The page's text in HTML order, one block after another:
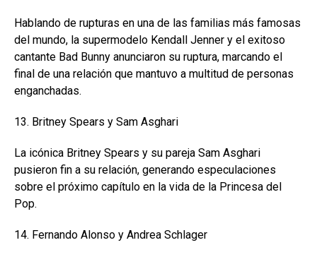
Hablando de rupturas en una de las familias más famosas
del mundo, la supermodelo Kendall Jenner y el exitoso
cantante Bad Bunny anunciaron su ruptura, marcando el
final de una relación que mantuvo a multitud de personas
enganchadas.
13. Britney Spears y Sam Asghari
La icónica Britney Spears y su pareja Sam Asghari
pusieron fin a su relación, generando especulaciones
sobre el próximo capítulo en la vida de la Princesa del
Pop.
14. Fernando Alonso y Andrea Schlager